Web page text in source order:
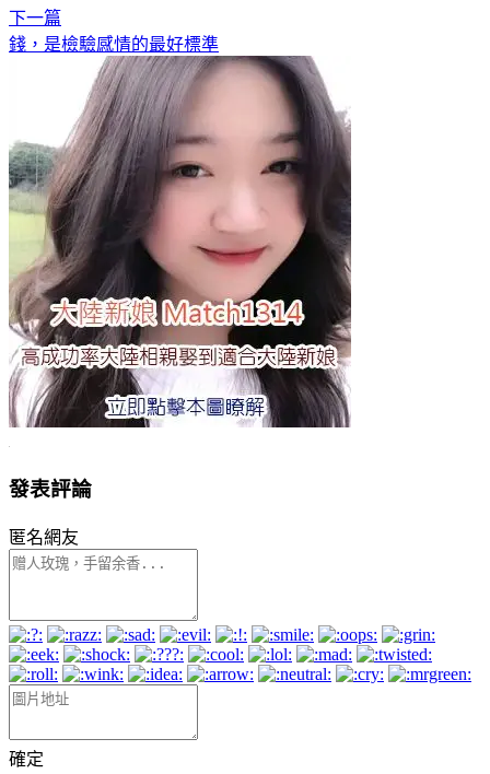
下一篇
錢，是檢驗感情的最好標準
發表評論
匿名網友
確定